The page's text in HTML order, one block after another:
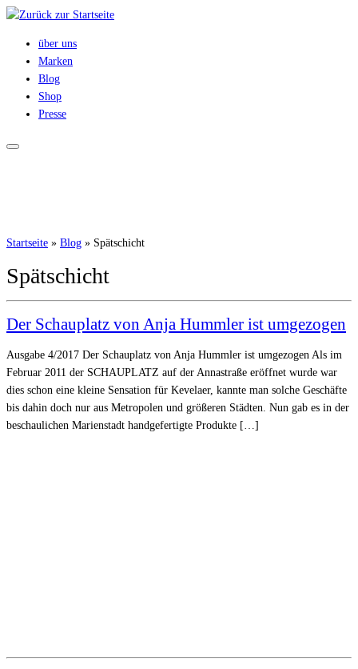
Zum
springenüber uns
Marken
Blog
Shop
Presse
Startseite » Blog » Spätschicht
Spätschicht
Der Schauplatz von Anja Hummler ist umgezogen
Ausgabe 4/2017 Der Schauplatz von Anja Hummler ist umgezogen Als im
Februar 2011 der SCHAUPLATZ auf der Annastraße eröffnet wurde war
dies schon eine kleine Sensation für Kevelaer, kannte man solche Geschäfte
bis dahin doch nur aus Metropolen und größeren Städten. Nun gab es in der
beschaulichen Marienstadt handgefertigte Produkte […]